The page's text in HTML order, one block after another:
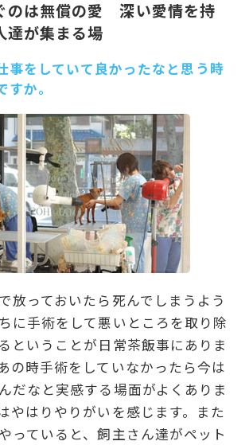
のは無償の愛 深い愛情を持
達が集まる場
事をしていて良かったなと思う時
か。
放っておいたら死んでしまうよう
に手術をして悪いところを取り除
ということが日常茶飯事にありま
の時手術をしていなかったら今は
だなと実感する場面がよくありま
やはりやりがいを感じます。また
っていると、飼主さん達がペット